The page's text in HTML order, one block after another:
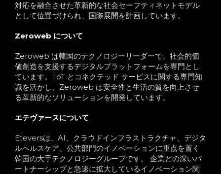
対応を融合させた革新的な社会セーフティネットモデル
として位置づけられ、国際展開を計画しています。
Zeroweb について
Zeroweb は韓国のテクノロジーリーダーで、社会的価
値創造を支援するデジタルプラットフォームを専門とし
ています。 IoT とコネクテッド サービスに関する専門知
識を活かし、Zeroweb は安全性と生活の質を向上させ
る革新的なソリューションを開発しています。
エテヴァースについて
Eteversは、AI、クラウドインフラストラクチャ、デジタ
ルヘルスケア、公共部門のイノベーションに重点を置く
韓国の大手テクノロジーグループです。 企業との深いパ
ートナーシップと急速に拡大しているイノベーション関